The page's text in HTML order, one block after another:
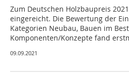
Zum Deutschen Holzbaupreis
eingereicht. Die Bewertung der
Kategorien Neubau, Bauen im
Komponenten/Konzepte fand
09.09.2021